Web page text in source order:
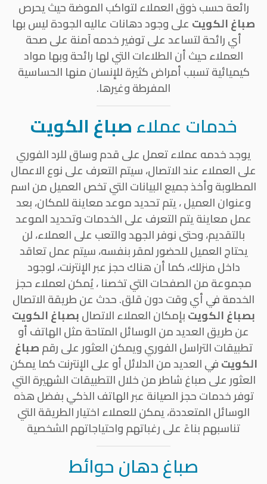
رائعة حسب ذوق العملاء لتواكب الموضة حيث يحرص
صباغ الكويت على وجود دهانات عاليه الجودة ليس بها
أي رائحة لتساعد على توفير خدمه آمنة على صحة
العملاء حيث أن الطلاءات التي لها رائحة وبها مواد
كيميائية تسبب أمراض كثيرة للإنسان منها الحساسية
المفرطة وغيرها.
خدمات عملاءصباغ الكويت
يوجد خدمه عملاء تعمل على قدم وساق للرد الفوري
على العملاء عند الاتصال، سيتم التعرف على نوع الاعمال
المطلوبة وأخذ جميع البيانات التي تخص العميل من اسم
وعنوان العميل ، يتم تحديد موعد معاينة للمكان، بعد
عمل معاينة يتم التعرف على الخدمات وتحديد الموعد
بالتقديم، وحتى نوفر الجهد والتعب على العملاء، لن
يحتاج العميل للحضور لمقر بنفسه، سيتم عمل تعاقد
داخل منزلك، كما أن هناك حجز عبر الإنترنت، لوجود
مجموعة من الصفحات التي تخصنا ، يُمكن لعملاء حجز
الخدمة في أي وقت دون قلق. حدث عن طريقة الاتصال
بصباغ الكويتبإمكان العملاء الاتصالبصباغ الكويت
عن طريق العديد من الوسائل المتاحة مثل الهاتف أو
تطبيقات التراسل الفوري ويمكن العثور على رقمصباغ
الكويتفي العديد من الدلائل أو على الإنترنت كما يمكن
العثور على صباغ شاطر من خلال التطبيقات الشهيرة التي
توفر خدمات حجز الصيانة عبر الهاتف الذكي بفضل هذه
الوسائل المتعددة، يمكن للعملاء اختيار الطريقة التي
تناسبهم بناءً على رغباتهم واحتياجاتهم الشخصية
صباغ دهان حوائط